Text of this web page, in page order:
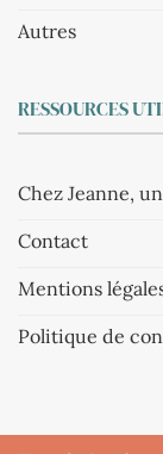
Autres
RESSOURCES
Chez Jeanne,
Contact
Mentions
Politique de